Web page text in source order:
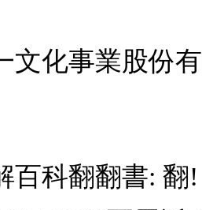
文化事業股份
百科翻翻書: